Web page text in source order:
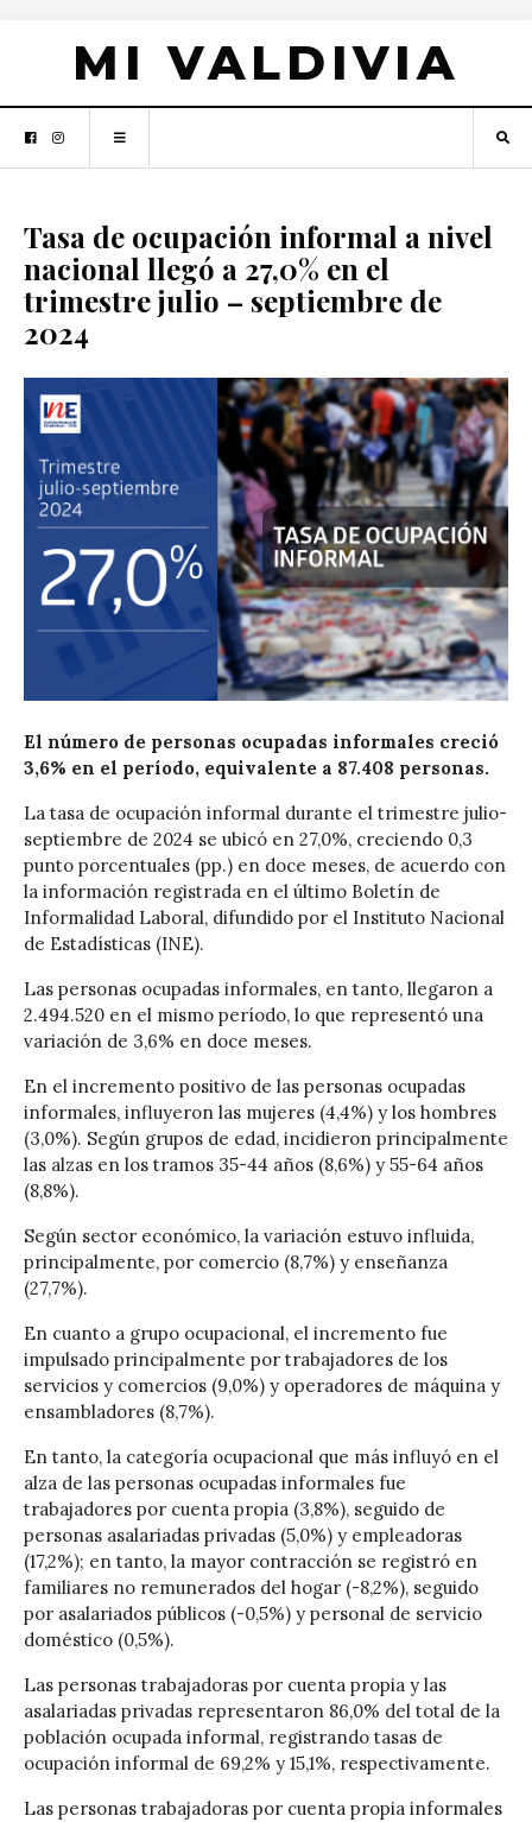
MI VALDIVIA
Tasa de ocupación informal a nivel
nacional llegó a 27,0% en el
trimestre julio – septiembre de
2024
El número de personas ocupadas informales creció
3,6% en el período, equivalente a 87.408 personas.
La tasa de ocupación informal durante el trimestre julio-
septiembre de 2024 se ubicó en 27,0%, creciendo 0,3
punto porcentuales (pp.) en doce meses, de acuerdo con
la información registrada en el último Boletín de
Informalidad Laboral, difundido por el Instituto Nacional
de Estadísticas (INE).
Las personas ocupadas informales, en tanto, llegaron a
2.494.520 en el mismo período, lo que representó una
variación de 3,6% en doce meses.
En el incremento positivo de las personas ocupadas
informales, influyeron las mujeres (4,4%) y los hombres
(3,0%). Según grupos de edad, incidieron principalmente
las alzas en los tramos 35-44 años (8,6%) y 55-64 años
(8,8%).
Según sector económico, la variación estuvo influida,
principalmente, por comercio (8,7%) y enseñanza
(27,7%).
En cuanto a grupo ocupacional, el incremento fue
impulsado principalmente por trabajadores de los
servicios y comercios (9,0%) y operadores de máquina y
ensambladores (8,7%).
En tanto, la categoría ocupacional que más influyó en el
alza de las personas ocupadas informales fue
trabajadores por cuenta propia (3,8%), seguido de
personas asalariadas privadas (5,0%) y empleadoras
(17,2%); en tanto, la mayor contracción se registró en
familiares no remunerados del hogar (-8,2%), seguido
por asalariados públicos (-0,5%) y personal de servicio
doméstico (0,5%).
Las personas trabajadoras por cuenta propia y las
asalariadas privadas representaron 86,0% del total de la
población ocupada informal, registrando tasas de
ocupación informal de 69,2% y 15,1%, respectivamente.
Las personas trabajadoras por cuenta propia informales